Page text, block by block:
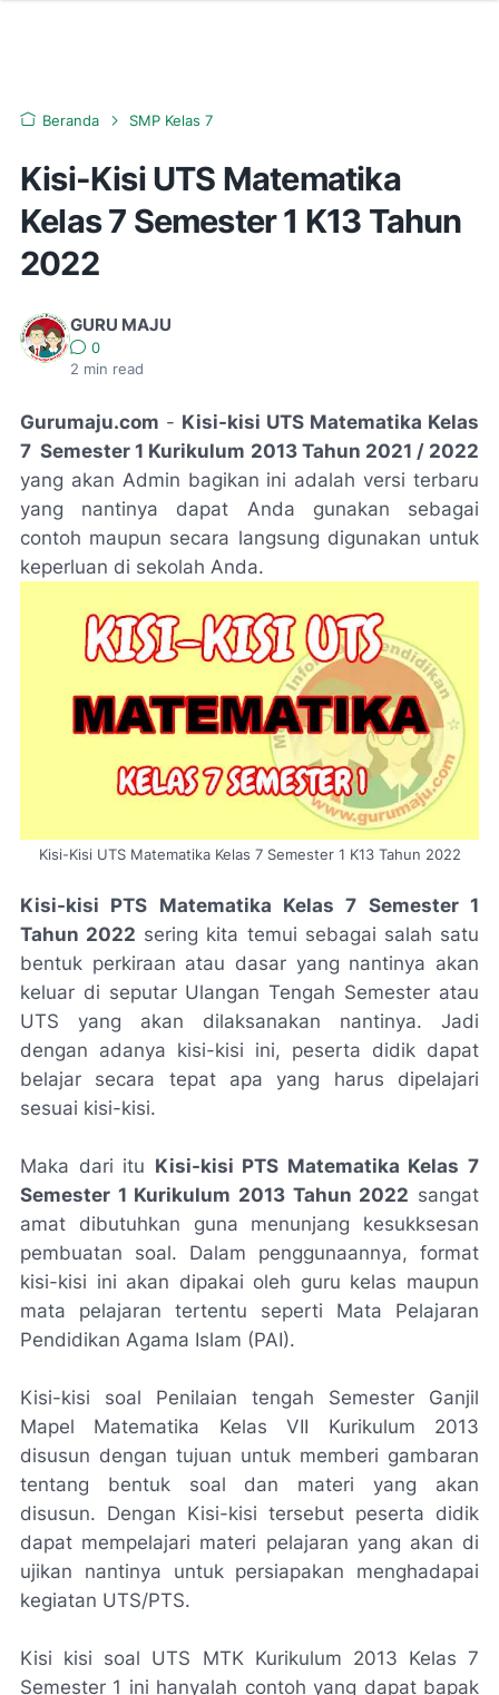
Beranda SMP Kelas 7
Kisi-Kisi UTS Matematika
Kelas 7 Semester 1 K13 Tahun
2022
GURU MAJU
0
2 min read
Gurumaju.com - Kisi-kisi UTS Matematika Kelas
7 Semester 1 Kurikulum 2013 Tahun 2021 / 2022
yang akan Admin bagikan ini adalah versi terbaru
yang nantinya dapat Anda gunakan sebagai
contoh maupun secara langsung digunakan untuk
keperluan di sekolah Anda.
Kisi-Kisi UTS Matematika Kelas 7 Semester 1 K13 Tahun 2022
Kisi-kisi PTS Matematika Kelas 7 Semester 1
Tahun 2022 sering kita temui sebagai salah satu
bentuk perkiraan atau dasar yang nantinya akan
keluar di seputar Ulangan Tengah Semester atau
UTS yang akan dilaksanakan nantinya. Jadi
dengan adanya kisi-kisi ini, peserta didik dapat
belajar secara tepat apa yang harus dipelajari
sesuai kisi-kisi.
Maka dari itu Kisi-kisi PTS Matematika Kelas 7
Semester 1 Kurikulum 2013 Tahun 2022 sangat
amat dibutuhkan guna menunjang kesukksesan
pembuatan soal. Dalam penggunaannya, format
kisi-kisi ini akan dipakai oleh guru kelas maupun
mata pelajaran tertentu seperti Mata Pelajaran
Pendidikan Agama Islam (PAI).
Kisi-kisi soal Penilaian tengah Semester Ganjil
Mapel Matematika Kelas VII Kurikulum 2013
disusun dengan tujuan untuk memberi gambaran
tentang bentuk soal dan materi yang akan
disusun. Dengan Kisi-kisi tersebut peserta didik
dapat mempelajari materi pelajaran yang akan di
ujikan nantinya untuk persiapakan menghadapai
kegiatan UTS/PTS.
Kisi kisi soal UTS MTK Kurikulum 2013 Kelas 7
Semester 1 ini hanyalah contoh yang dapat bapak